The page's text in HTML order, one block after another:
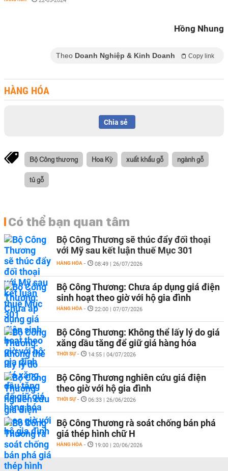
Hồng Nhung
Theo Doanh Nghiệp & Kinh Doanh Copy link
HÀNG HÓA
Chia sẻ
Bộ Công thương Hoa Kỳ xuất khẩu gỗ ngành gỗ
tủ gỗ
Có thể bạn quan tâm
Bộ Công Thương sẽ thúc đẩy đối thoại
với Mỹ sau kết luận thuế Mục 301
HÀNG HÓA - 08:49 | 26/07/2026
Bộ Công Thương: Chưa áp dụng giá điện
sinh hoạt theo giờ với hộ gia đình
HÀNG HÓA - 22:00 | 07/07/2026
Bộ Công Thương: Không thể lấy lý do giá
xăng dầu tăng để giữ giá hàng hóa
THỜI SỰ - 14:55 | 04/07/2026
Bộ Công Thương nghiên cứu giá điện
theo giờ với hộ gia đình
THỜI SỰ - 06:33 | 26/06/2026
Bộ Công Thương rà soát chống bán phá
giá thép hình chữ H
HÀNG HÓA - 19:00 | 20/06/2026